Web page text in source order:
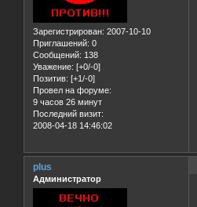
Зарегистрирован: 2007-10-10
Приглашений: 0
Сообщений: 138
Уважение: [+0/-0]
Позитив: [+1/-0]
Провел на форуме:
9 часов 26 минут
Последний визит:
2008-04-18 14:46:02
plus
Администратор